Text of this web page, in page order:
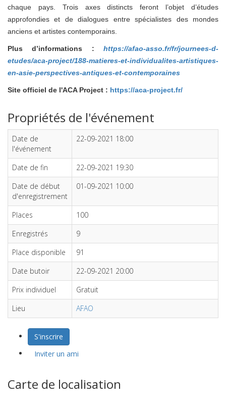
chaque pays. Trois axes distincts feront l’objet d’études
approfondies et de dialogues entre spécialistes des mondes
anciens et artistes contemporains.
Plus d’informations : https://afao-asso.fr/fr/journees-d-
etudes/aca-project/188-matieres-et-individualites-artistiques-
en-asie-perspectives-antiques-et-contemporaines
Site officiel de l'ACA Project : https://aca-project.fr/
Propriétés de l'événement
Date de
l'événement
22-09-2021 18:00
Date de fin
22-09-2021 19:30
Date de début
d'enregistrement
01-09-2021 10:00
Places
100
Enregistrés
9
Place disponible
91
Date butoir
22-09-2021 20:00
Prix individuel
Gratuit
Lieu
AFAO
S'inscrire
Inviter un ami
Carte de localisation